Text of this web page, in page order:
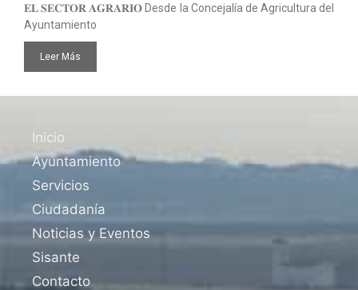
𝐄𝐋 𝐒𝐄𝐂𝐓𝐎𝐑 𝐀𝐆𝐑𝐀𝐑𝐈𝐎 Desde la Concejalía de Agricultura del
Ayuntamiento
Leer Más
Inicio
Ayuntamiento
Servicios
Ciudadanía
Noticias y Eventos
Sisante
Contacto